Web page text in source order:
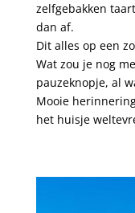
zelfgebakken
dan af.
Dit alles op een
Wat zou je nog
pauzeknopje, al
Mooie
het huisje